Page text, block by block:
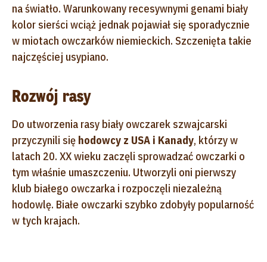
na światło. Warunkowany recesywnymi genami biały
kolor sierści wciąż jednak pojawiał się sporadycznie
w miotach owczarków niemieckich. Szczenięta takie
najczęściej usypiano.
Rozwój rasy
Do utworzenia rasy biały owczarek szwajcarski
przyczynili się hodowcy z USA i Kanady, którzy w
latach 20. XX wieku zaczęli sprowadzać owczarki o
tym właśnie umaszczeniu. Utworzyli oni pierwszy
klub białego owczarka i rozpoczęli niezależną
hodowlę. Białe owczarki szybko zdobyły popularność
w tych krajach.